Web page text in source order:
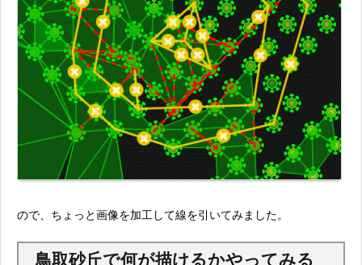
ので、ちょっと画像を加工して線を引いてみました。
鳥取砂丘で何が描けるかやってみる